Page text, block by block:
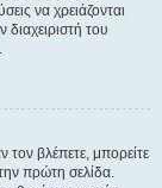
να χρειάζονται
του
τον βλέπετε, μπορείτε
πρώτη σελίδα.